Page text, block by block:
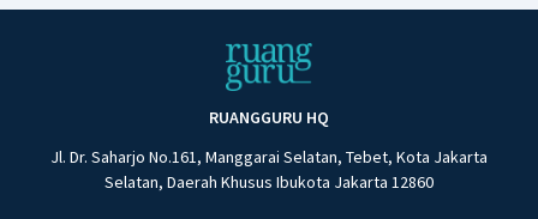
RUANGGURU HQ
Jl. Dr. Saharjo No.161, Manggarai Selatan, Tebet, Kota Jakarta
Selatan, Daerah Khusus Ibukota Jakarta 12860